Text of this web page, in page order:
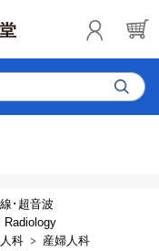
･超音波
Radiology
科
産婦人科